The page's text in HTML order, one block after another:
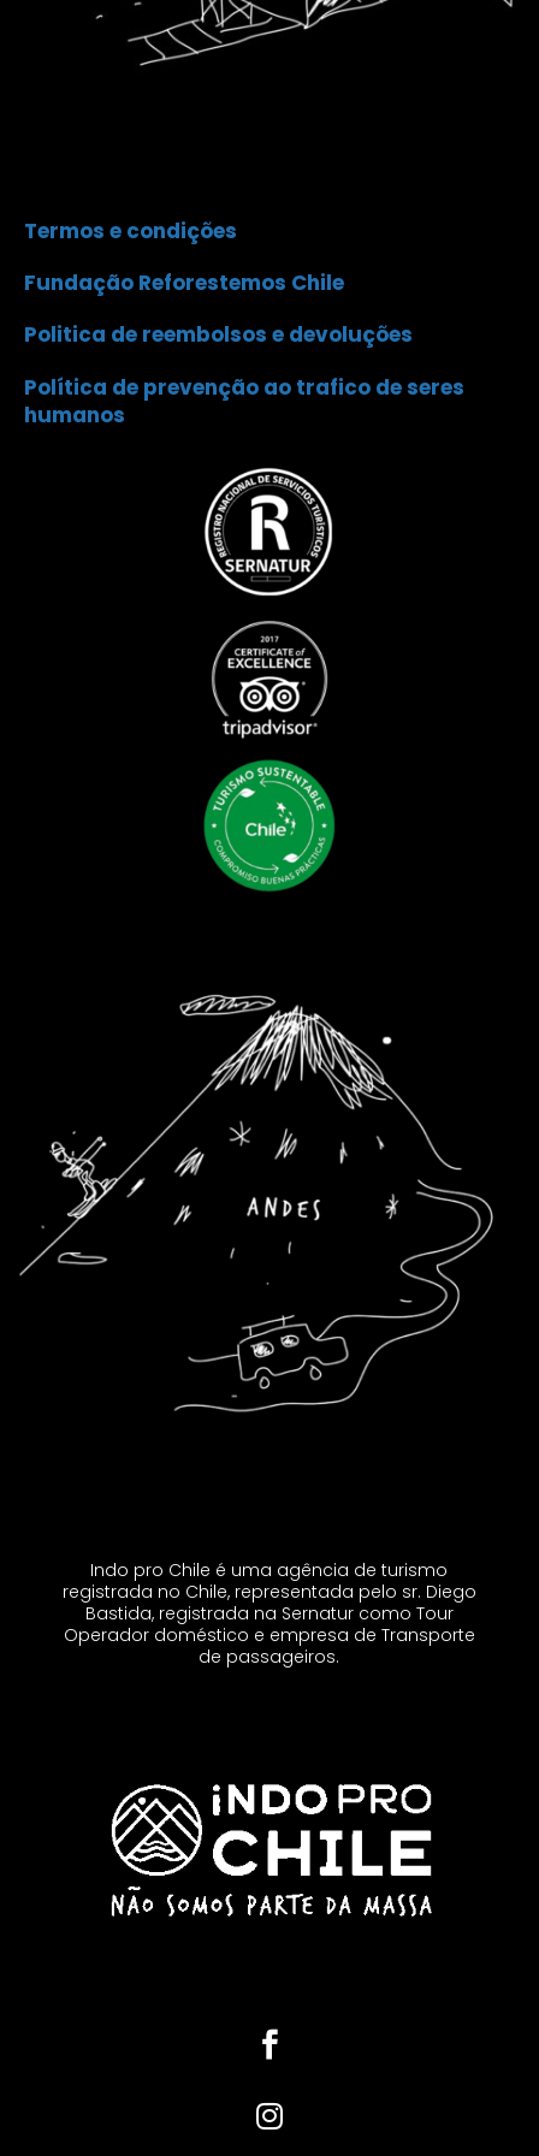
Termos e condições
Fundação Reforestemos Chile
Politica de reembolsos e devoluções
Política de prevenção ao trafico de seres
humanos
Indo pro Chile é uma agência de turismo
registrada no Chile, representada pelo sr. Diego
Bastida, registrada na Sernatur como Tour
Operador doméstico e empresa de Transporte
de passageiros.

